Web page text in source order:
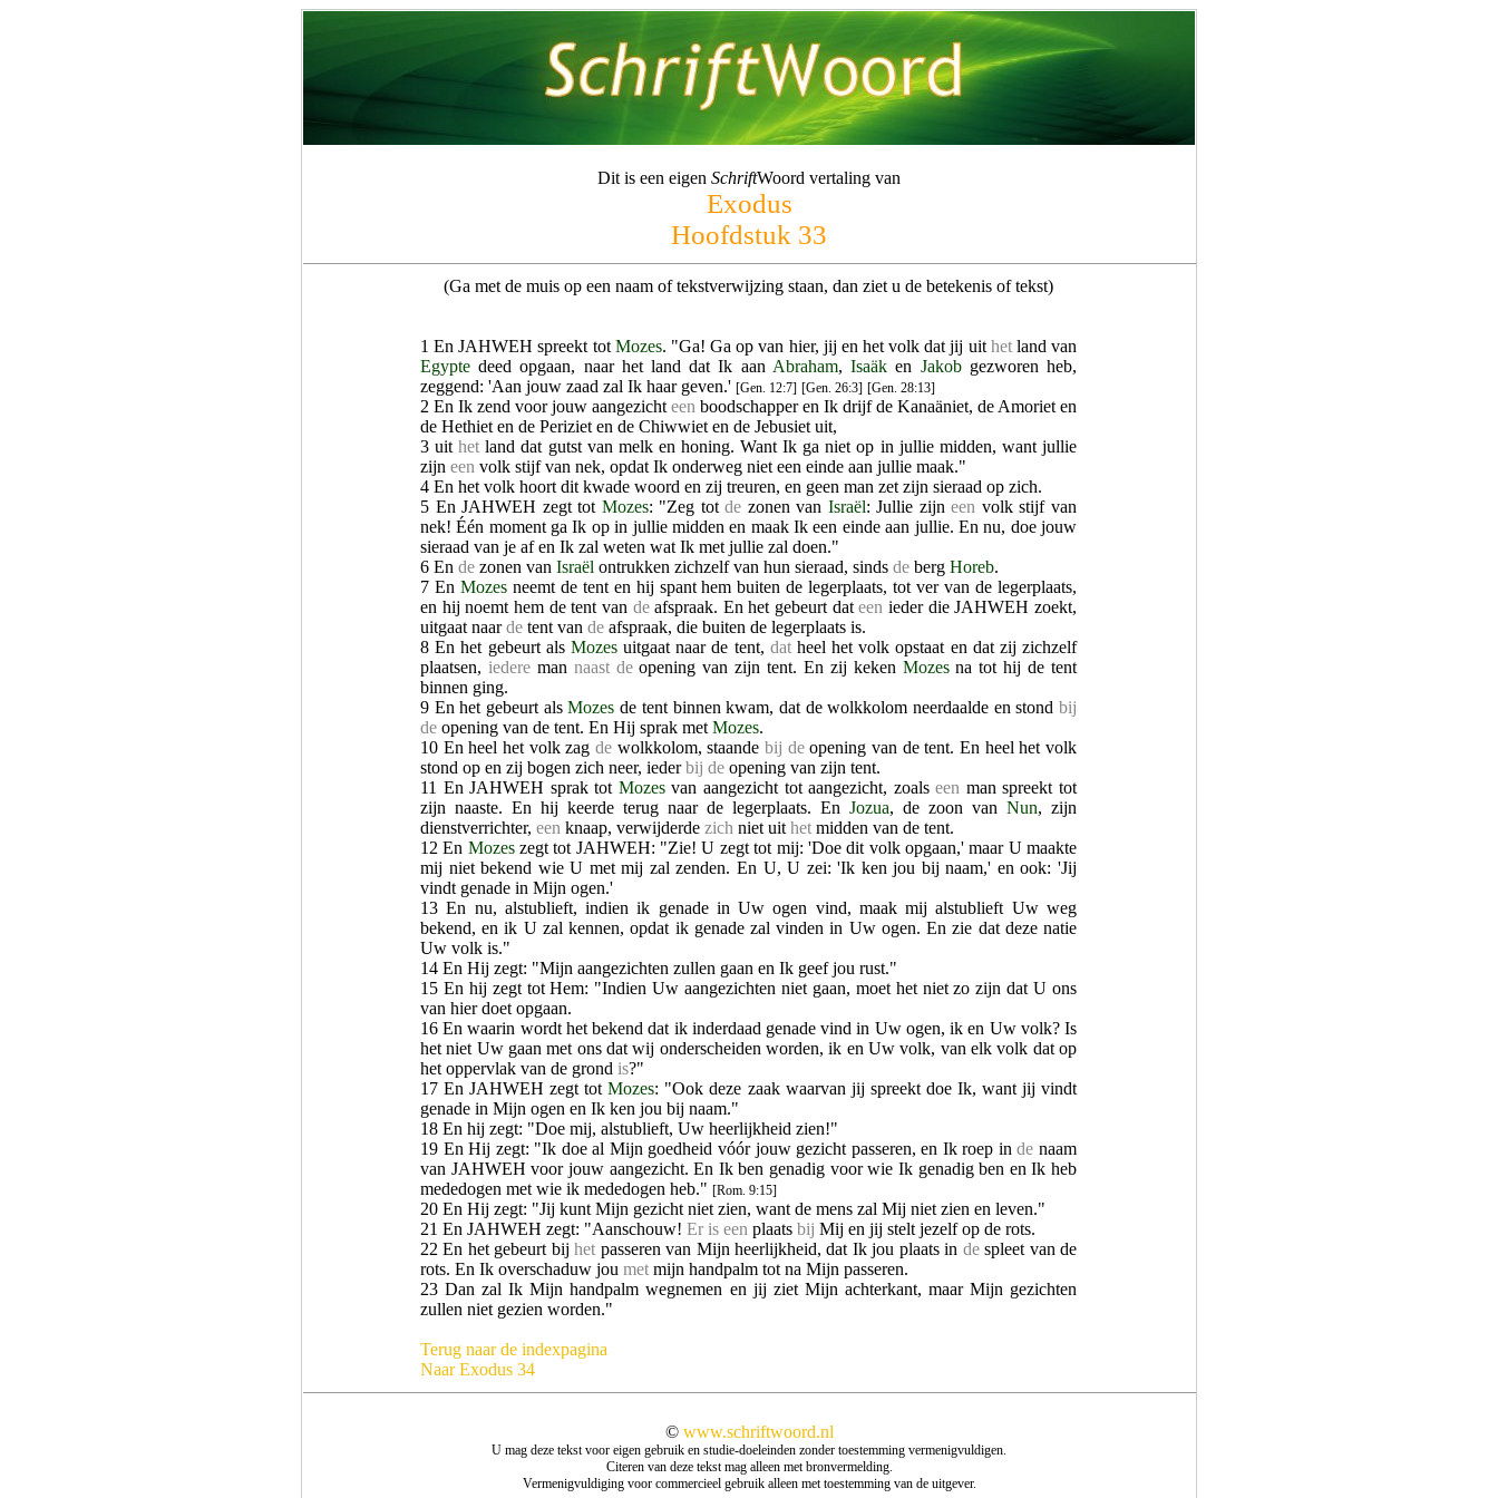
Dit is een eigen SchriftWoord vertaling van
Exodus
Hoofdstuk 33
(Ga met de muis op een naam of tekstverwijzing staan, dan ziet u de betekenis of tekst)
1 En JAHWEH spreekt tot Mozes. "Ga! Ga op van hier, jij en het volk dat jij uit hetland van
Egypte deed opgaan, naar het land dat Ik aan Abraham,Isaäk en Jakobgezworen heb,
zeggend: 'Aan jouw zaad zal Ik haar geven.' [Gen. 12:7] [Gen. 26:3] [Gen. 28:13]
2 En Ik zend voor jouw aangezicht een boodschapper en Ik drijf de Kanaäniet, de Amoriet en
de Hethiet en de Periziet en de Chiwwiet en de Jebusiet uit,
3 uithet land dat gutst van melk en honing. Want Ik ga niet op in jullie midden, want jullie
zijn een volk stijf van nek, opdat Ik onderweg niet een einde aan jullie maak."
4 En het volk hoort dit kwade woord en zij treuren, en geen man zet zijn sieraad op zich.
5 En JAHWEH zegt tot Mozes: "Zeg totde zonen van Israël: Jullie zijneen volk stijf van
nek! Één moment ga Ik op in jullie midden en maak Ik een einde aan jullie. En nu, doe jouw
sieraad van je af en Ik zal weten wat Ik met jullie zal doen."
6 En de zonen van Israël ontrukken zichzelf van hun sieraad, sinds de berg Horeb.
7 En Mozesneemt de tent en hij spant hem buiten de legerplaats, tot ver van de legerplaats,
en hij noemt hem de tent van deafspraak. En het gebeurt dateen ieder die JAHWEH zoekt,
uitgaat naarde tent van de afspraak, die buiten de legerplaats is.
8 En het gebeurt als Mozesuitgaat naar de tent, datheel het volk opstaat en dat zij zichzelf
plaatsen, iedereman naast deopening van zijn tent. En zij keken Mozesna tot hij de tent
binnen ging.
9 En het gebeurt alsMozes de tent binnen kwam, dat de wolkkolom neerdaalde en stond bij
de opening van de tent. En Hij sprak met Mozes.
10 En heel het volk zag de wolkkolom, staande bij deopening van de tent. En heel het volk
stond op en zij bogen zich neer, iederbij de opening van zijn tent.
11 En JAHWEH sprak tot Mozesvan aangezicht tot aangezicht, zoalseen man spreekt tot
zijn naaste. En hij keerde terug naar de legerplaats. En Jozua, de zoon van Nun, zijn
dienstverrichter, een knaap, verwijderde zich niet uit het midden van de tent.
12 En Mozeszegt tot JAHWEH: "Zie! U zegt tot mij: 'Doe dit volk opgaan,' maar U maakte
mij niet bekend wie U met mij zal zenden. En U, U zei: 'Ik ken jou bij naam,' en ook: 'Jij
vindt genade in Mijn ogen.'
13 En nu, alstublieft, indien ik genade in Uw ogen vind, maak mij alstublieft Uw weg
bekend, en ik U zal kennen, opdat ik genade zal vinden in Uw ogen. En zie dat deze natie
Uw volk is."
14 En Hij zegt: "Mijn aangezichten zullen gaan en Ik geef jou rust."
15 En hij zegt tot Hem: "Indien Uw aangezichten niet gaan, moet het niet zo zijn dat U ons
van hier doet opgaan.
16 En waarin wordt het bekend dat ik inderdaad genade vind in Uw ogen, ik en Uw volk? Is
het niet Uw gaan met ons dat wij onderscheiden worden, ik en Uw volk, van elk volk dat op
het oppervlak van de grond is?"
17 En JAHWEH zegt totMozes: "Ook deze zaak waarvan jij spreekt doe Ik, want jij vindt
genade in Mijn ogen en Ik ken jou bij naam."
18 En hij zegt: "Doe mij, alstublieft, Uw heerlijkheid zien!"
19 En Hij zegt: "Ik doe al Mijn goedheid vóór jouw gezicht passeren, en Ik roep inde naam
van JAHWEH voor jouw aangezicht. En Ik ben genadig voor wie Ik genadig ben en Ik heb
mededogen met wie ik mededogen heb." [Rom. 9:15]
20 En Hij zegt: "Jij kunt Mijn gezicht niet zien, want de mens zal Mij niet zien en leven."
21 En JAHWEH zegt: "Aanschouw! Er is een plaats bij Mij en jij stelt jezelf op de rots.
22 En het gebeurt bijhet passeren van Mijn heerlijkheid, dat Ik jou plaats in despleet van de
rots. En Ik overschaduw jou met mijn handpalm tot na Mijn passeren.
23 Dan zal Ik Mijn handpalm wegnemen en jij ziet Mijn achterkant, maar Mijn gezichten
zullen niet gezien worden."
Terug naar de indexpagina
Naar Exodus 34
© www.schriftwoord.nl
U mag deze tekst voor eigen gebruik en studie-doeleinden zonder toestemming vermenigvuldigen.
Citeren van deze tekst mag alleen met bronvermelding.
Vermenigvuldiging voor commercieel gebruik alleen met toestemming van de uitgever.